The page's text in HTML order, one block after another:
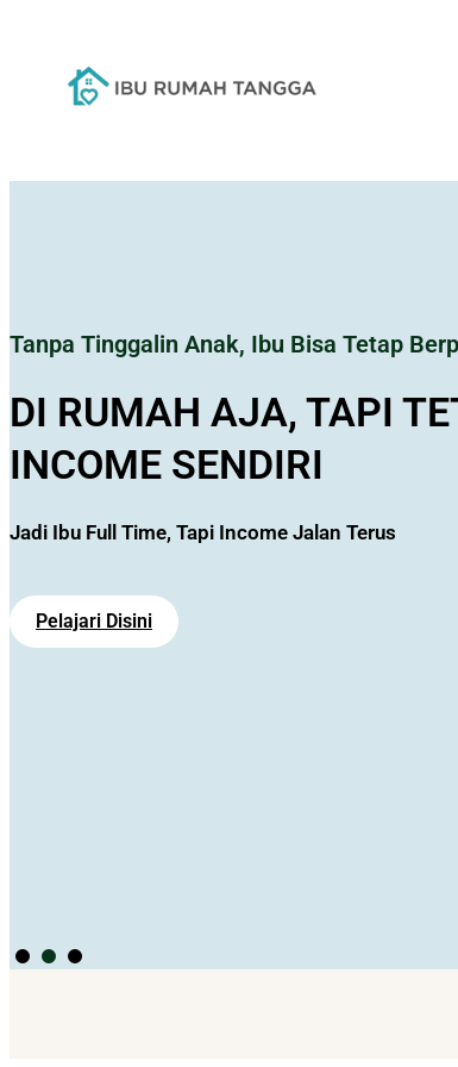
Ibu Seimbang : Tetap Urus
SISTEM HIDUP
PRODUKTIF
Sistem sederhana biar hidup lebih
Simak Kisahnya